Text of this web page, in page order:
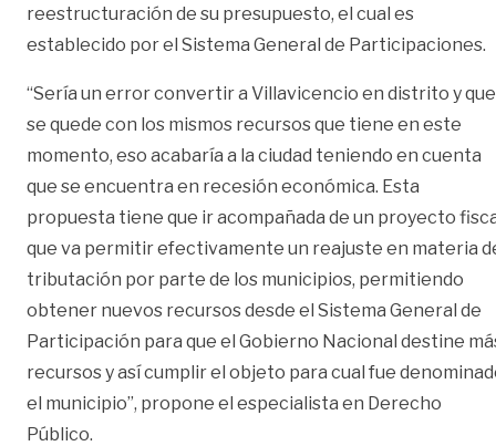
reestructuración de su presupuesto, el cual es
establecido por el Sistema General de Participaciones.
“Sería un error convertir a Villavicencio en distrito y que
se quede con los mismos recursos que tiene en este
momento, eso acabaría a la ciudad teniendo en cuenta
que se encuentra en recesión económica. Esta
propuesta tiene que ir acompañada de un proyecto
que va permitir efectivamente un reajuste en materia
tributación por parte de los municipios, permitiendo
obtener nuevos recursos desde el Sistema General de
Participación para que el Gobierno Nacional destine
recursos y así cumplir el objeto para cual fue
el municipio”, propone el especialista en Derecho
Público.